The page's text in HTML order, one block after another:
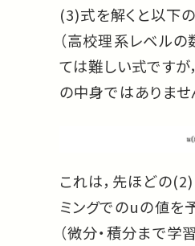
(3)式を解くと以下
（高校理系レベル
ては難しい式です
の中身ではありませ
これは，先ほどの
ミングでのuの値を
（微分・積分まで